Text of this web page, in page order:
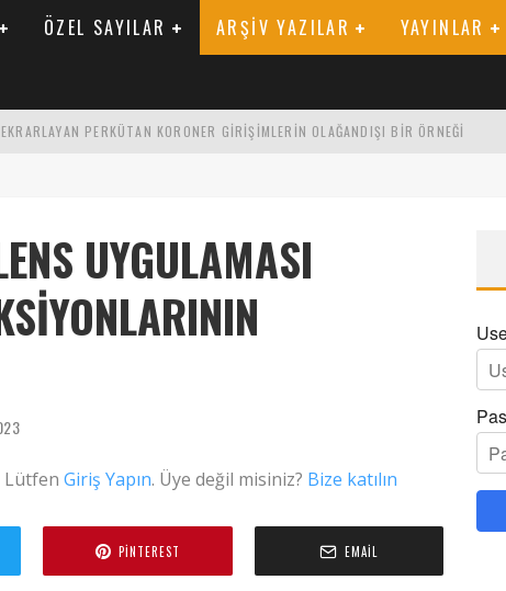
ÖZEL SAYILAR ARŞIV YAZILAR YAYINLAR
PERKÜTAN KORONER GIRIŞIMLERIN OLAĞANDIŞI BIR ÖRNEĞI
TRIGLISERID/HDL ORANININ DEĞERLENDIRILMESI
UYGULAMASI
Lütfen Giriş Yapın. Üye değil misiniz? Bize katılın
PINTEREST EMAIL